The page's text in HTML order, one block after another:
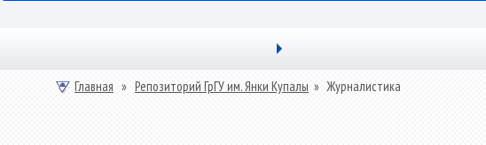
Главная » Репозиторий ГрГУ им. Янки Купалы » Журналистика